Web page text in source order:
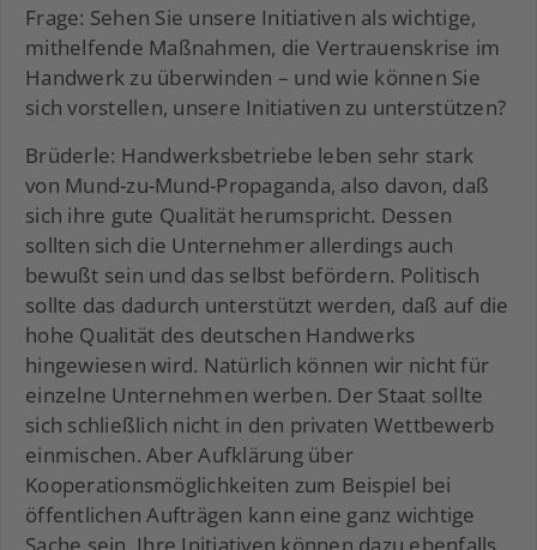
Frage: Sehen Sie unsere Initiativen als wichtige,
mithelfende Maßnahmen, die Vertrauenskrise im
Handwerk zu überwinden – und wie können Sie
sich vorstellen, unsere Initiativen zu unterstützen?
Brüderle: Handwerksbetriebe leben sehr stark
von Mund-zu-Mund-Propaganda, also davon, daß
sich ihre gute Qualität herumspricht. Dessen
sollten sich die Unternehmer allerdings auch
bewußt sein und das selbst befördern. Politisch
sollte das dadurch unterstützt werden, daß auf die
hohe Qualität des deutschen Handwerks
hingewiesen wird. Natürlich können wir nicht für
einzelne Unternehmen werben. Der Staat sollte
sich schließlich nicht in den privaten Wettbewerb
einmischen. Aber Aufklärung über
Kooperationsmöglichkeiten zum Beispiel bei
öffentlichen Aufträgen kann eine ganz wichtige
Sache sein. Ihre Initiativen können dazu ebenfalls